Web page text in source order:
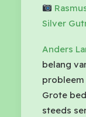
Silver
Anders
belang
probleem
Grote
steeds